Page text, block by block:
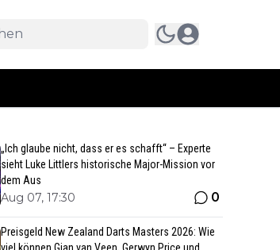
„Ich glaube nicht, dass er es schafft“ – Experte
sieht Luke Littlers historische Major-Mission vor
dem Aus
Aug 07, 17:30 0
Preisgeld New Zealand Darts Masters 2026: Wie